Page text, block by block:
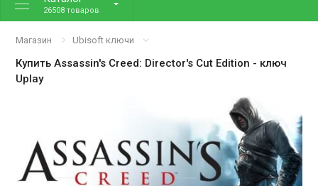
26508 товаров
Магазин Ubisoft ключи
КупитьAssassin's Creed: Director's Cut Edition - ключ
Uplay